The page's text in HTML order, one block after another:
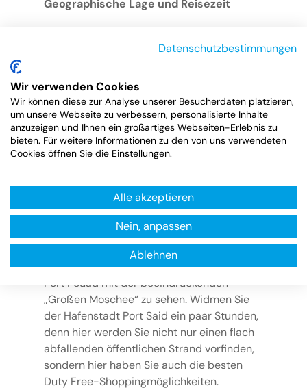
Geographische Lage und Reisezeit
den Hafenstädten Port Said und Port Taufiq
Mittelmeer über den Isthmus von Sues mit
dem Roten Meer und erspart dadurch den
Weg um Afrika. Die Einfahrt in den
Suezkanal erfolgt bei Port Said. Die Monate
März bis November gelten als beste
Suezkanal-Kreuzfahrten – Städte und
Sehenswertes
Bei der Einfahrt in das Nordende des
Suezkanals beiPort Saidist im Hintergrund
Port Fouad mit der beeindruckenden
„Großen Moschee“ zu sehen. Widmen Sie
der Hafenstadt Port Said ein paar Stunden,
denn hier werden Sie nicht nur einen flach
abfallenden öffentlichen Strand vorfinden,
sondern hier haben Sie auch die besten
Duty Free-Shoppingmöglichkeiten.
Datenschutzbestimmungen
Wir verwenden Cookies
Wir können diese zur Analyse unserer Besucherdaten platzieren,
um unsere Webseite zu verbessern, personalisierte Inhalte
anzuzeigen und Ihnen ein großartiges Webseiten-Erlebnis zu
bieten. Für weitere Informationen zu den von uns verwendeten
Cookies öffnen Sie die Einstellungen.
Alle akzeptieren
Nein, anpassen
Ablehnen